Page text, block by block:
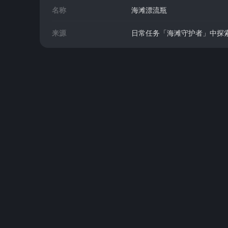
名称 海滩漂流瓶
来源 日常任务「海滩守护者」中探